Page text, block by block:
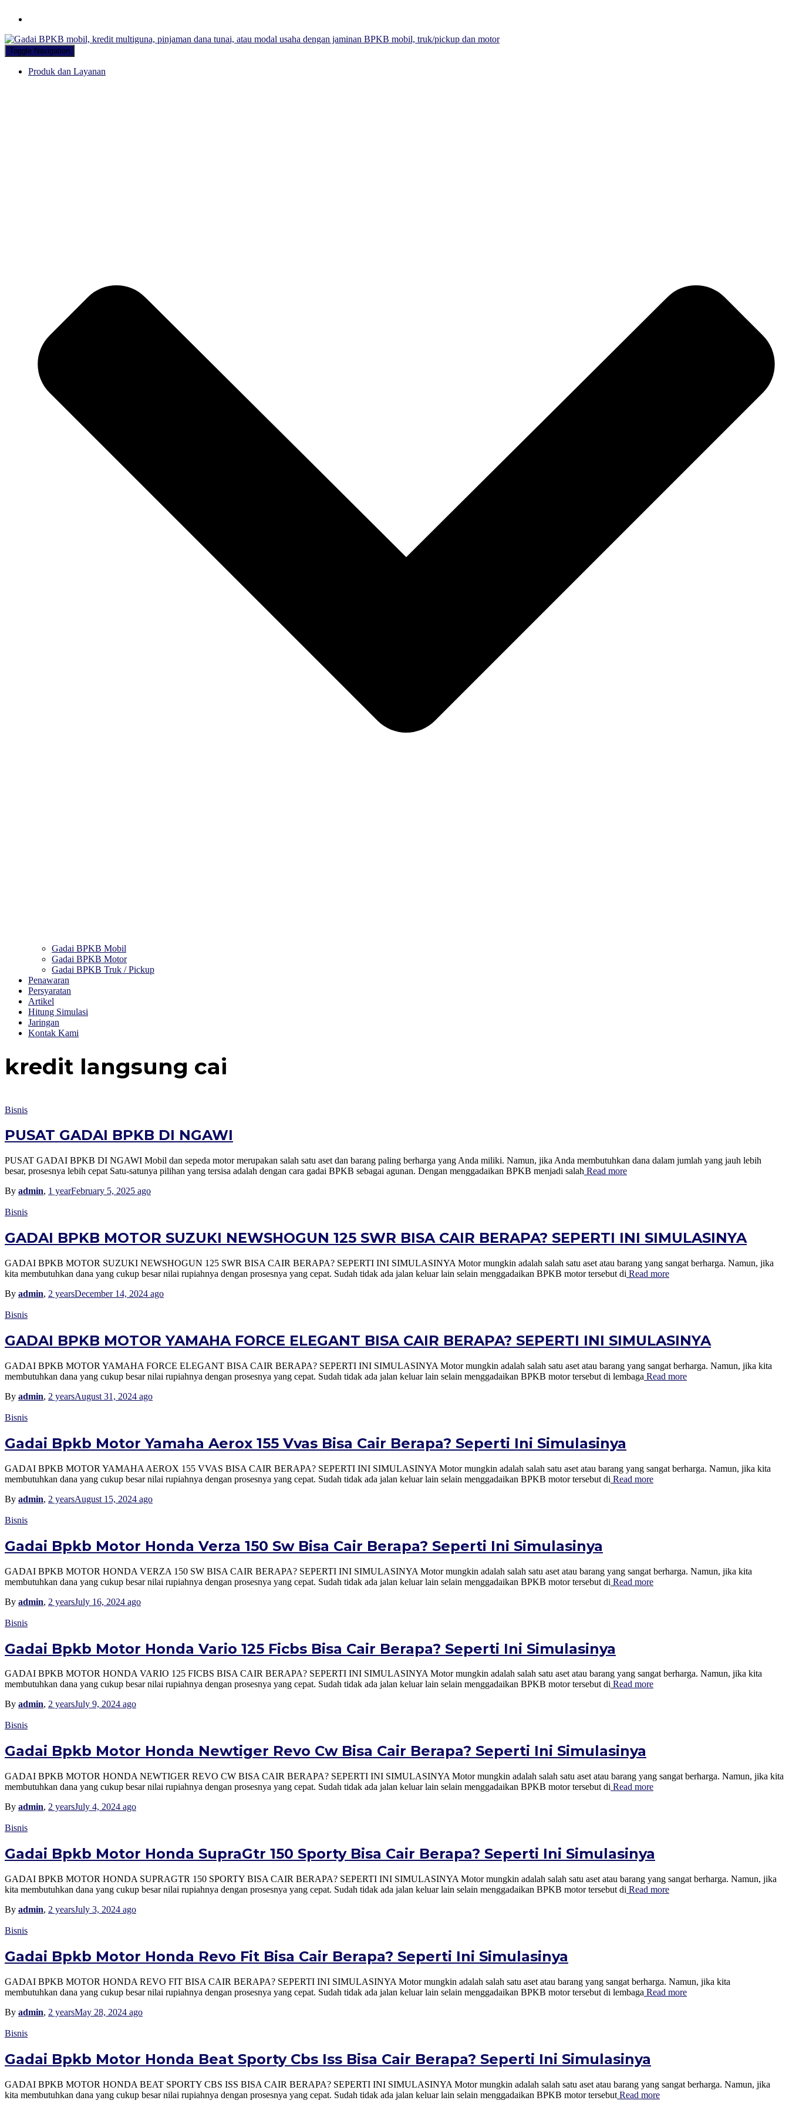
Toggle Navigation
Produk dan Layanan
Gadai BPKB Mobil
Gadai BPKB Motor
Gadai BPKB Truk / Pickup
Penawaran
Persyaratan
Artikel
Hitung Simulasi
Jaringan
Kontak Kami
kredit langsung cai
Bisnis
PUSAT GADAI BPKB DI NGAWI
PUSAT GADAI BPKB DI NGAWI Mobil dan sepeda motor merupakan salah satu aset dan barang paling berharga yang Anda miliki. Namun, jika Anda membutuhkan dana dalam jumlah yang jauh lebih
besar, prosesnya lebih cepat Satu-satunya pilihan yang tersisa adalah dengan cara gadai BPKB sebagai agunan. Dengan menggadaikan BPKB menjadi salah Read more
By admin, 1 yearFebruary 5, 2025 ago
Bisnis
GADAI BPKB MOTOR SUZUKI NEWSHOGUN 125 SWR BISA CAIR BERAPA? SEPERTI INI SIMULASINYA
GADAI BPKB MOTOR SUZUKI NEWSHOGUN 125 SWR BISA CAIR BERAPA? SEPERTI INI SIMULASINYA Motor mungkin adalah salah satu aset atau barang yang sangat berharga. Namun, jika
kita membutuhkan dana yang cukup besar nilai rupiahnya dengan prosesnya yang cepat. Sudah tidak ada jalan keluar lain selain menggadaikan BPKB motor tersebut di Read more
By admin, 2 yearsDecember 14, 2024 ago
Bisnis
GADAI BPKB MOTOR YAMAHA FORCE ELEGANT BISA CAIR BERAPA? SEPERTI INI SIMULASINYA
GADAI BPKB MOTOR YAMAHA FORCE ELEGANT BISA CAIR BERAPA? SEPERTI INI SIMULASINYA Motor mungkin adalah salah satu aset atau barang yang sangat berharga. Namun, jika kita
membutuhkan dana yang cukup besar nilai rupiahnya dengan prosesnya yang cepat. Sudah tidak ada jalan keluar lain selain menggadaikan BPKB motor tersebut di lembaga Read more
By admin, 2 yearsAugust 31, 2024 ago
Bisnis
Gadai Bpkb Motor Yamaha Aerox 155 Vvas Bisa Cair Berapa? Seperti Ini Simulasinya
GADAI BPKB MOTOR YAMAHA AEROX 155 VVAS BISA CAIR BERAPA? SEPERTI INI SIMULASINYA Motor mungkin adalah salah satu aset atau barang yang sangat berharga. Namun, jika kita
membutuhkan dana yang cukup besar nilai rupiahnya dengan prosesnya yang cepat. Sudah tidak ada jalan keluar lain selain menggadaikan BPKB motor tersebut di Read more
By admin, 2 yearsAugust 15, 2024 ago
Bisnis
Gadai Bpkb Motor Honda Verza 150 Sw Bisa Cair Berapa? Seperti Ini Simulasinya
GADAI BPKB MOTOR HONDA VERZA 150 SW BISA CAIR BERAPA? SEPERTI INI SIMULASINYA Motor mungkin adalah salah satu aset atau barang yang sangat berharga. Namun, jika kita
membutuhkan dana yang cukup besar nilai rupiahnya dengan prosesnya yang cepat. Sudah tidak ada jalan keluar lain selain menggadaikan BPKB motor tersebut di Read more
By admin, 2 yearsJuly 16, 2024 ago
Bisnis
Gadai Bpkb Motor Honda Vario 125 Ficbs Bisa Cair Berapa? Seperti Ini Simulasinya
GADAI BPKB MOTOR HONDA VARIO 125 FICBS BISA CAIR BERAPA? SEPERTI INI SIMULASINYA Motor mungkin adalah salah satu aset atau barang yang sangat berharga. Namun, jika kita
membutuhkan dana yang cukup besar nilai rupiahnya dengan prosesnya yang cepat. Sudah tidak ada jalan keluar lain selain menggadaikan BPKB motor tersebut di Read more
By admin, 2 yearsJuly 9, 2024 ago
Bisnis
Gadai Bpkb Motor Honda Newtiger Revo Cw Bisa Cair Berapa? Seperti Ini Simulasinya
GADAI BPKB MOTOR HONDA NEWTIGER REVO CW BISA CAIR BERAPA? SEPERTI INI SIMULASINYA Motor mungkin adalah salah satu aset atau barang yang sangat berharga. Namun, jika kita
membutuhkan dana yang cukup besar nilai rupiahnya dengan prosesnya yang cepat. Sudah tidak ada jalan keluar lain selain menggadaikan BPKB motor tersebut di Read more
By admin, 2 yearsJuly 4, 2024 ago
Bisnis
Gadai Bpkb Motor Honda SupraGtr 150 Sporty Bisa Cair Berapa? Seperti Ini Simulasinya
GADAI BPKB MOTOR HONDA SUPRAGTR 150 SPORTY BISA CAIR BERAPA? SEPERTI INI SIMULASINYA Motor mungkin adalah salah satu aset atau barang yang sangat berharga. Namun, jika
kita membutuhkan dana yang cukup besar nilai rupiahnya dengan prosesnya yang cepat. Sudah tidak ada jalan keluar lain selain menggadaikan BPKB motor tersebut di Read more
By admin, 2 yearsJuly 3, 2024 ago
Bisnis
Gadai Bpkb Motor Honda Revo Fit Bisa Cair Berapa? Seperti Ini Simulasinya
GADAI BPKB MOTOR HONDA REVO FIT BISA CAIR BERAPA? SEPERTI INI SIMULASINYA Motor mungkin adalah salah satu aset atau barang yang sangat berharga. Namun, jika kita
membutuhkan dana yang cukup besar nilai rupiahnya dengan prosesnya yang cepat. Sudah tidak ada jalan keluar lain selain menggadaikan BPKB motor tersebut di lembaga Read more
By admin, 2 yearsMay 28, 2024 ago
Bisnis
Gadai Bpkb Motor Honda Beat Sporty Cbs Iss Bisa Cair Berapa? Seperti Ini Simulasinya
GADAI BPKB MOTOR HONDA BEAT SPORTY CBS ISS BISA CAIR BERAPA? SEPERTI INI SIMULASINYA Motor mungkin adalah salah satu aset atau barang yang sangat berharga. Namun, jika
kita membutuhkan dana yang cukup besar nilai rupiahnya dengan prosesnya yang cepat. Sudah tidak ada jalan keluar lain selain menggadaikan BPKB motor tersebut Read more